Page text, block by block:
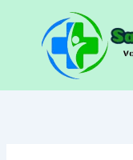
contenu